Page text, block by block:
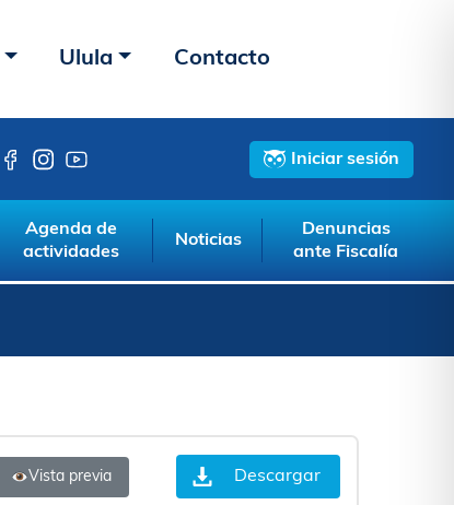
Ulula Contacto
Iniciar sesión
Agenda de
actividades
Noticias
Denuncias
ante Fiscalía
Vista previa Descargar